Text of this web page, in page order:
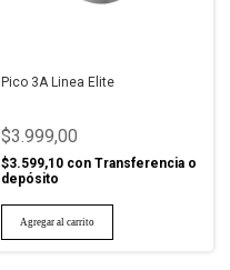
Pico 3A Linea Elite
$3.999,00
$3.599,10 con Transferencia o
depósito